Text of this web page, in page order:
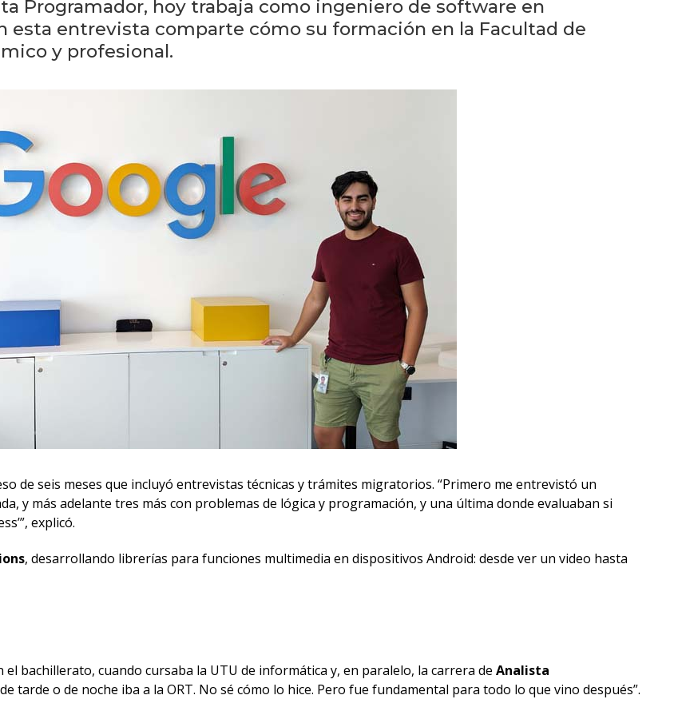
Programador, hoy trabaja como ingeniero de software en
esta entrevista comparte cómo su formación en la Facultad de
y profesional.
de seis meses que incluyó entrevistas técnicas y trámites migratorios. “Primero me entrevistó un
y más adelante tres más con problemas de lógica y programación, y una última donde evaluaban si
explicó.
, desarrollando librerías para funciones multimedia en dispositivos Android: desde ver un video hasta
bachillerato, cuando cursaba la UTU de informática y, en paralelo, la carrera de Analista
tarde o de noche iba a la ORT. No sé cómo lo hice. Pero fue fundamental para todo lo que vino después”.